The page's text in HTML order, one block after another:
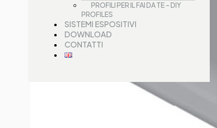
PROFILI PER IL FAI DA TE – DIY
PROFILES
SISTEMI ESPOSITIVI
DOWNLOAD
CONTATTI